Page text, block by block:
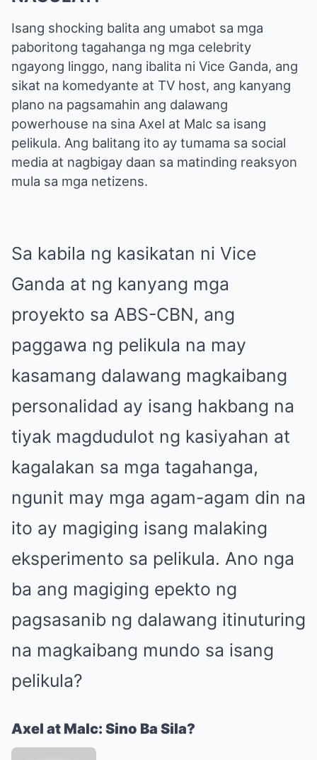
Isang shocking balita ang umabot sa mga
paboritong tagahanga ng mga celebrity
ngayong linggo, nang ibalita ni Vice Ganda, ang
sikat na komedyante at TV host, ang kanyang
plano na pagsamahin ang dalawang
powerhouse na sina Axel at Malc sa isang
pelikula. Ang balitang ito ay tumama sa social
media at nagbigay daan sa matinding reaksyon
mula sa mga netizens.
Sa kabila ng kasikatan ni Vice
Ganda at ng kanyang mga
proyekto sa ABS-CBN, ang
paggawa ng pelikula na may
kasamang dalawang magkaibang
personalidad ay isang hakbang na
tiyak magdudulot ng kasiyahan at
kagalakan sa mga tagahanga,
ngunit may mga agam-agam din na
ito ay magiging isang malaking
eksperimento sa pelikula. Ano nga
ba ang magiging epekto ng
pagsasanib ng dalawang itinuturing
na magkaibang mundo sa isang
pelikula?
Axel at Malc: Sino Ba Sila?